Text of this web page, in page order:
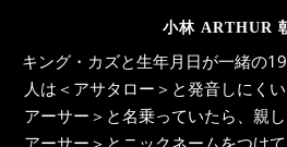
小林 ARTHUR
キング・カズと生年月日が一緒の
人は＜アサタロー＞と発音しにく
アーサー＞と名乗っていたら、親
アーサー＞とニックネームをつけ